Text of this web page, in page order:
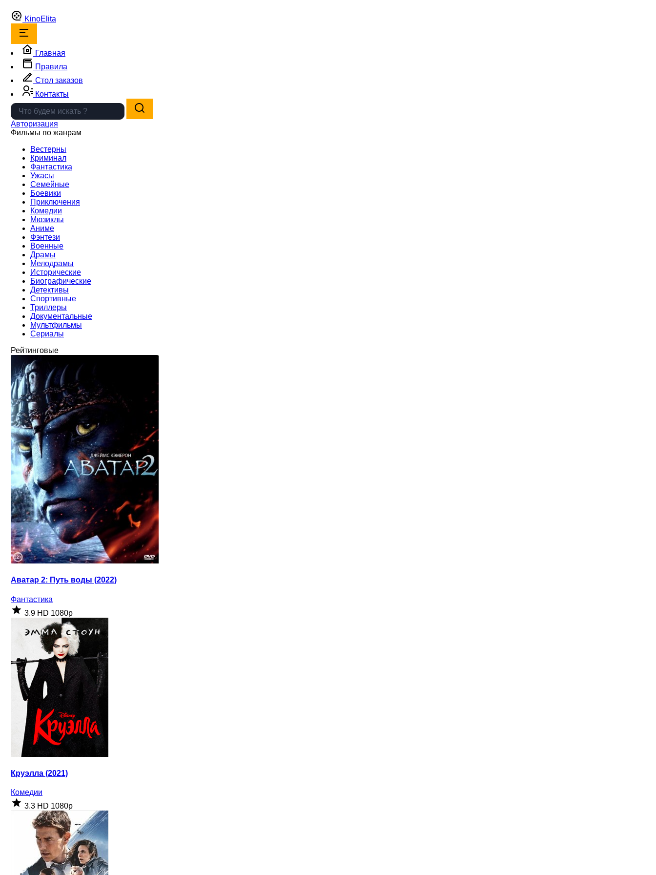
KinoElita
Главная
Правила
Стол заказов
Контакты
Авторизация
Фильмы по жанрам
Вестерны
Криминал
Фантастика
Ужасы
Семейные
Боевики
Приключения
Комедии
Мюзиклы
Аниме
Фэнтези
Военные
Драмы
Мелодрамы
Исторические
Биографические
Детективы
Спортивные
Триллеры
Документальные
Мультфильмы
Сериалы
Рейтинговые
Аватар 2: Путь воды (2022)
Фантастика
3.9 HD 1080p
Круэлла (2021)
Комедии
3.3 HD 1080p